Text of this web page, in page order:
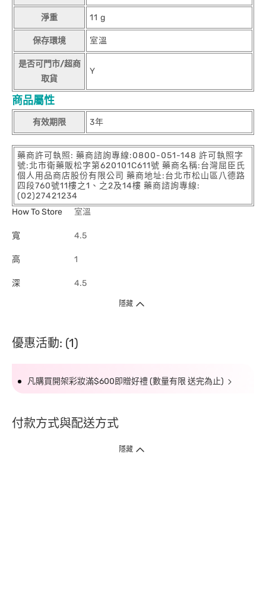
淨重 11 g
保存環境 室溫
是否可門市/超商
取貨
Y
商品屬性
有效期限 3年
藥商許可執照: 藥商諮詢專線:0800-051-148 許可執照字
號:北市衛藥販松字第620101C611號 藥商名稱:台灣屈臣氏
個人用品商店股份有限公司 藥商地址:台北市松山區八德路
四段760號11樓之1、之2及14樓 藥商諮詢專線:
(02)27421234
How To Store
室溫
寬 4.5
高 1
深 4.5
隱藏
優惠活動: (1)
凡購買開架彩妝滿$600即贈好禮 (數量有限 送完為止)
付款方式與配送方式
隱藏